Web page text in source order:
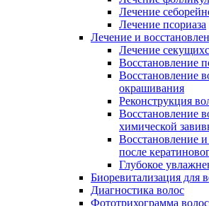
Лечение
Лечение псориаза
Лечение и
Лечение
Восстановление
Восстановление
окрашивания
Реконструкция
Восстановление
химической
Восстановление
после
Глубокое
Биоревитализация для
Диагностика волос
Фототрихограмма волос